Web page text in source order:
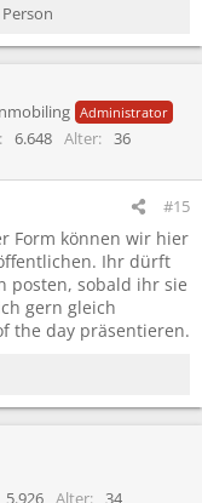
Administrator
6.648 Alter
36
#15
Form können wir hier
Ihr dürft
posten, sobald ihr sie
gern gleich
the day präsentieren.
5.926 Alter 34